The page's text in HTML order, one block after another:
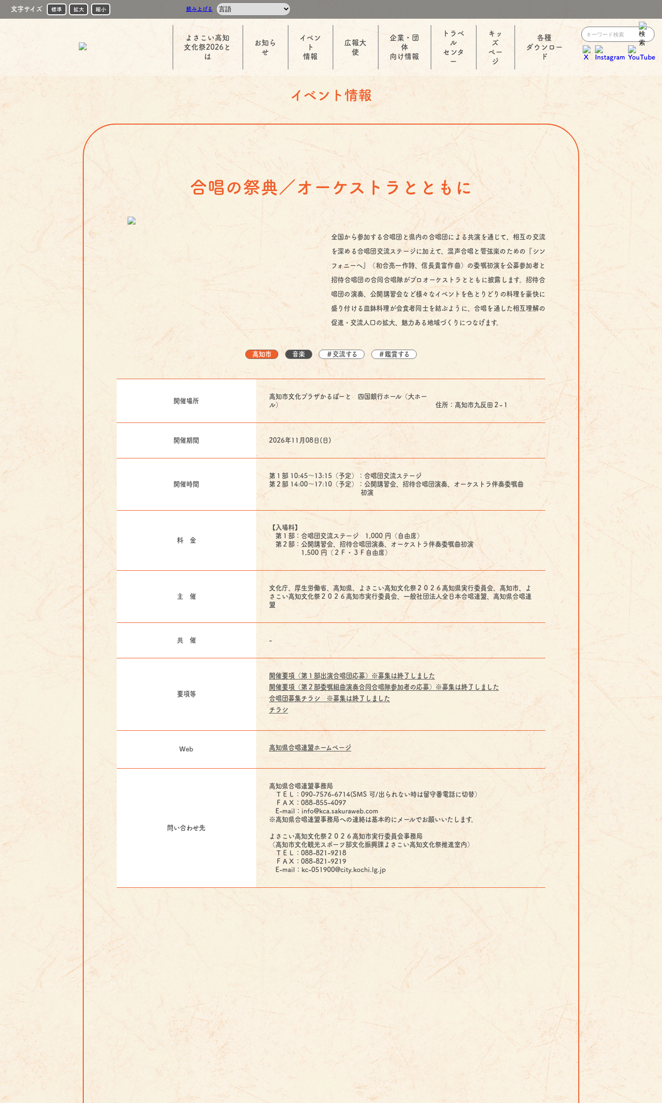
文字サイズ 標準 拡大 縮小 読み上げる
よさこい高知
文化祭2026と
は
お知ら
せ
イベン
ト
情報
広報大
使
企業・団
体
向け情報
トラベ
ル
センタ
ー
キッ
ズ
ペー
ジ
各種
ダウンロー
ド
イベント情報
合唱の祭典／オーケストラとともに
全国から参加する合唱団と県内の合唱団による共演を通じて、相互の交流
を深める合唱団交流ステージに加えて、混声合唱と管弦楽のための『シン
フォニーへ』（和合亮一作詩、信長貴富作曲）の委嘱初演を公募参加者と
招待合唱団の合同合唱隊がプロオーケストラとともに披露します。招待合
唱団の演奏、公開講習会など様々なイベントを色とりどりの料理を豪快に
盛り付ける皿鉢料理が会食者同士を結ぶように、合唱を通した相互理解の
促進・交流人口の拡大、魅力ある地域づくりにつなげます。
高知市 音楽 ＃交流する ＃鑑賞する
開催場所
高知市文化プラザかるぽーと 四国銀行ホール（大ホー
ル） 住所：高知市九反田２-１
開催期間 2026年11月08日(日)
開催時間
第１部 10:45～13:15（予定）：合唱団交流ステージ
第２部 14:00～17:10（予定）：公開講習会、招待合唱団演奏、オーケストラ伴奏委嘱曲
初演
料 金
【入場料】
第１部：合唱団交流ステージ 1,000 円（自由席）
第２部：公開講習会、招待合唱団演奏、オーケストラ伴奏委嘱曲初演
1,500 円（２Ｆ・３Ｆ自由席）
主 催
文化庁、厚生労働省、高知県、よさこい高知文化祭２０２６高知県実行委員会、高知市、よ
さこい高知文化祭２０２６高知市実行委員会、一般社団法人全日本合唱連盟、高知県合唱連
盟
共 催 -
要項等
開催要項（第１部出演合唱団応募）※募集は終了しました
開催要項（第２部委嘱組曲演奏合同合唱隊参加者の応募）※募集は終了しました
合唱団募集チラシ ※募集は終了しました
チラシ
Web 高知県合唱連盟ホームページ
問い合わせ先
高知県合唱連盟事務局
ＴＥＬ：090-7576-6714(SMS 可/出られない時は留守番電話に切替）
ＦＡＸ：088-855-4097
E-mail：info@kca.sakuraweb.com
※高知県合唱連盟事務局への連絡は基本的にメールでお願いいたします。
よさこい高知文化祭２０２６高知市実行委員会事務局
（高知市文化観光スポーツ部文化振興課よさこい高知文化祭推進室内）
ＴＥＬ：088-821-9218
ＦＡＸ：088-821-9219
E-mail：kc-051900@city.kochi.lg.jp